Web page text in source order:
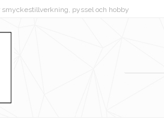
smyckestillverkning, pyssel och hobby